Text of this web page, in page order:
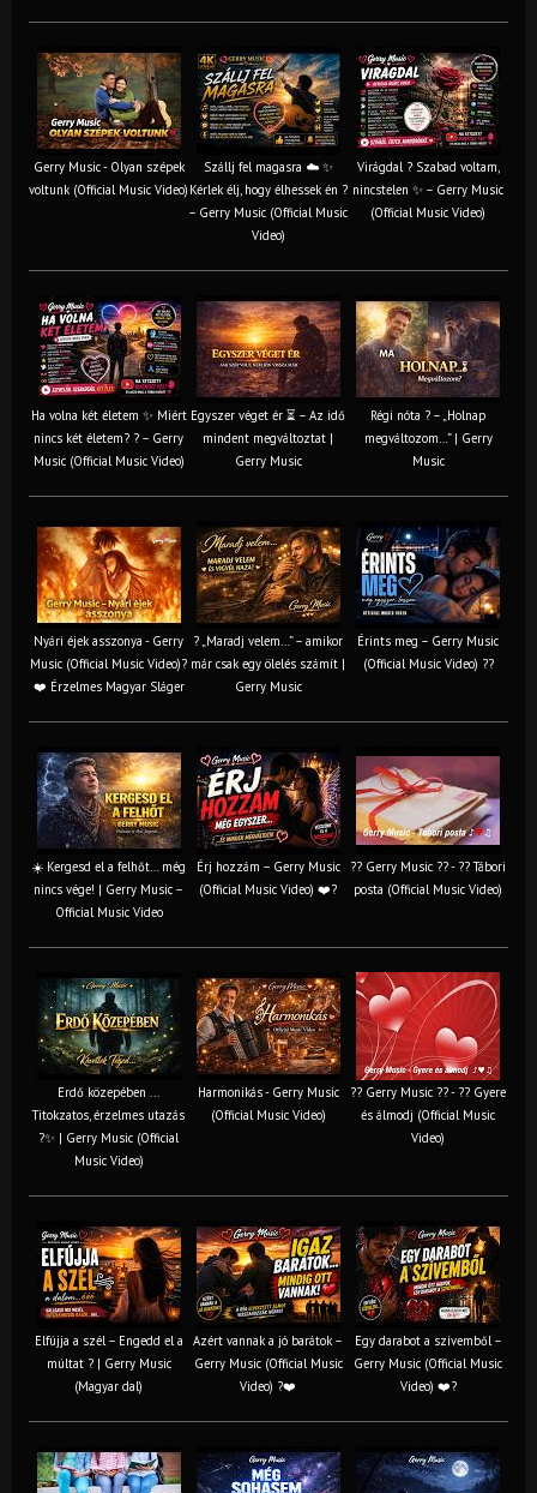
Gerry Music - Olyan szépek
voltunk (Official Music Video)
Szállj fel magasra ☁️ ✨
Kérlek élj, hogy élhessek én ?
– Gerry Music (Official Music
Video)
Virágdal ? Szabad voltam,
nincstelen ✨ – Gerry Music
(Official Music Video)
Ha volna két életem ✨ Miért
nincs két életem? ? – Gerry
Music (Official Music Video)
Egyszer véget ér ⏳ – Az idő
mindent megváltoztat |
Gerry Music
Régi nóta ? – „Holnap
megváltozom…” | Gerry
Music
Nyári éjek asszonya - Gerry
Music (Official Music Video)?
❤️ Érzelmes Magyar Sláger
? „Maradj velem…” – amikor
már csak egy ölelés számít |
Gerry Music
Érints meg – Gerry Music
(Official Music Video) ??
☀️ Kergesd el a felhőt… még
nincs vége! | Gerry Music –
Official Music Video
Érj hozzám – Gerry Music
(Official Music Video) ❤️?
?? Gerry Music ?? - ?? Tábori
posta (Official Music Video)
Erdő közepében ...
Titokzatos, érzelmes utazás
?✨ | Gerry Music (Official
Music Video)
Harmonikás - Gerry Music
(Official Music Video)
?? Gerry Music ?? - ?? Gyere
és álmodj (Official Music
Video)
Elfújja a szél – Engedd el a
múltat ? | Gerry Music
(Magyar dal)
Azért vannak a jó barátok –
Gerry Music (Official Music
Video) ?❤️
Egy darabot a szívemből –
Gerry Music (Official Music
Video) ❤️?